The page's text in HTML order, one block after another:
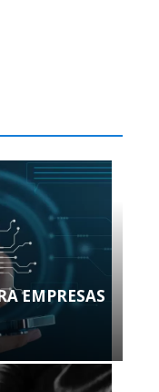
EMPRESAS